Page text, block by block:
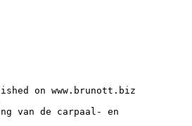
on www.brunott.biz
van de carpaal- en